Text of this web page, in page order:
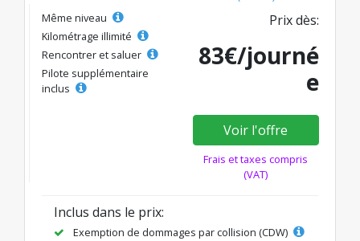
Même niveau
Kilométrage illimité
Rencontrer et saluer
Pilote supplémentaire
inclus
Prix dès:
83€/journé
e
Voir l'offre
Frais et taxes compris
(VAT)
Inclus dans le prix:
Exemption de dommages par collision (CDW)